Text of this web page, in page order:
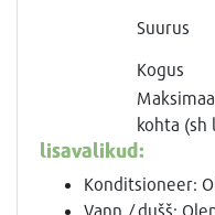
Suurus
Kogus
kohta (sh
lisavalikud:
Konditsioneer:
Vann / dušš: